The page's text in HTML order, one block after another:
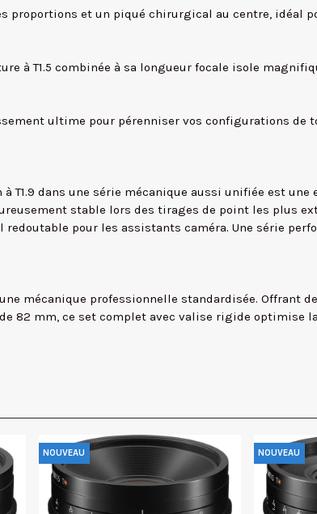
et un piqué chirurgical au centre, idéal
à T1.5 combinée à sa longueur focale isole
ultime pour pérenniser vos configurations de
T1.9 dans une série mécanique aussi unifiée est
stable lors des tirages de point les plus
pour les assistants caméra. Une série
mécanique professionnelle standardisée. Offrant
82 mm, ce set complet avec valise rigide optimise
NOUVEAU NOUVEAU